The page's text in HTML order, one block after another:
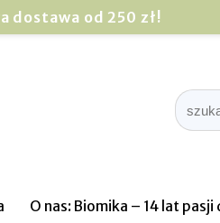
dostawa od 250 zł!
O nas: Biomika – 14 lat